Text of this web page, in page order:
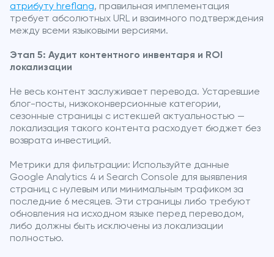
атрибуту hreflang, правильная имплементация
требует абсолютных URL и взаимного подтверждения
между всеми языковыми версиями.
Этап 5: Аудит контентного инвентаря и ROI
локализации
Не весь контент заслуживает перевода. Устаревшие
блог-посты, низкоконверсионные категории,
сезонные страницы с истекшей актуальностью —
локализация такого контента расходует бюджет без
возврата инвестиций.
Метрики для фильтрации: Используйте данные
Google Analytics 4 и Search Console для выявления
страниц с нулевым или минимальным трафиком за
последние 6 месяцев. Эти страницы либо требуют
обновления на исходном языке перед переводом,
либо должны быть исключены из локализации
полностью.